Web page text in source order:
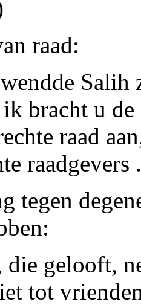
raad:
Salih
bracht u de
raad
raadgevers
tegen
gelooft,
tot